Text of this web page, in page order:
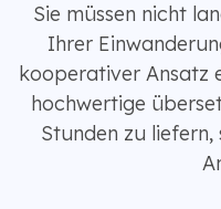
Sie müssen nicht
Ihrer
kooperativer Ansatz
hochwertige
Stunden zu